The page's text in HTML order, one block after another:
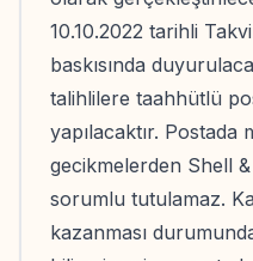
10.10.2022 tarihli
baskısında
talihlilere taahhütlü
yapılacaktır. Postada
gecikmelerden Shell
sorumlu tutulamaz.
kazanması